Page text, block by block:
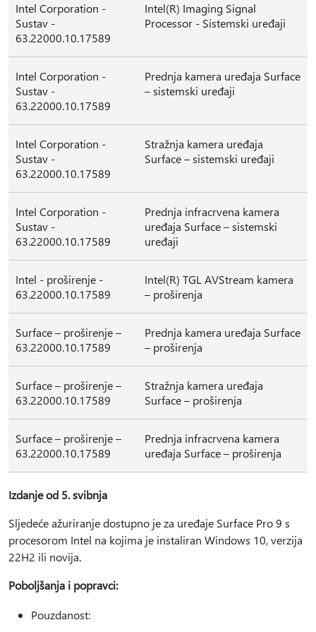
Intel Corporation -
Sustav -
63.22000.10.17589
Intel(R) Imaging Signal
Processor - Sistemski uređaji
Intel Corporation -
Sustav -
63.22000.10.17589
Prednja kamera uređaja Surface
– sistemski uređaji
Intel Corporation -
Sustav -
63.22000.10.17589
Stražnja kamera uređaja
Surface – sistemski uređaji
Intel Corporation -
Sustav -
63.22000.10.17589
Prednja infracrvena kamera
uređaja Surface – sistemski
uređaji
Intel - proširenje -
63.22000.10.17589
Intel(R) TGL AVStream kamera
– proširenja
Surface – proširenje –
63.22000.10.17589
Prednja kamera uređaja Surface
– proširenja
Surface – proširenje –
63.22000.10.17589
Stražnja kamera uređaja
Surface – proširenja
Surface – proširenje –
63.22000.10.17589
Prednja infracrvena kamera
uređaja Surface – proširenja
Izdanje od 5. svibnja
Sljedeće ažuriranje dostupno je za uređaje Surface Pro 9 s
procesorom Intel na kojima je instaliran Windows 10, verzija
22H2 ili novija.
Poboljšanja i popravci:
Pouzdanost: